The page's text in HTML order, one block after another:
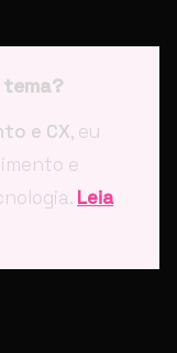
e CX, eu
e
Leia